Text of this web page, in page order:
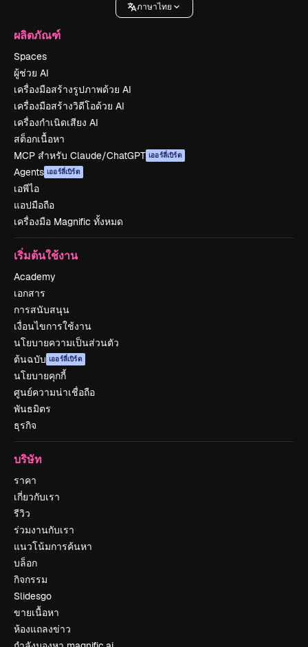
ภาษาไทย
ผลิตภัณฑ์
Spaces
ผู้ช่วย AI
เครื่องมือสร้างรูปภาพด้วย AI
เครื่องมือสร้างวิดีโอด้วย AI
เครื่องกำเนิดเสียง AI
สต็อกเนื้อหา
MCP สำหรับ Claude/ChatGPT เออร์ลี่เบิร์ด
Agents เออร์ลี่เบิร์ด
เอพีไอ
แอปมือถือ
เครื่องมือ Magnific ทั้งหมด
เริ่มต้นใช้งาน
Academy
เอกสาร
การสนับสนุน
เงื่อนไขการใช้งาน
นโยบายความเป็นส่วนตัว
ต้นฉบับ เออร์ลี่เบิร์ด
นโยบายคุกกี้
ศูนย์ความน่าเชื่อถือ
พันธมิตร
ธุรกิจ
บริษัท
ราคา
เกี่ยวกับเรา
รีวิว
ร่วมงานกับเรา
แนวโน้มการค้นหา
บล็อก
กิจกรรม
Slidesgo
ขายเนื้อหา
ห้องแถลงข่าว